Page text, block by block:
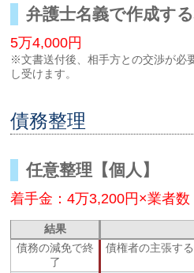
弁護士名義で作成す
5万4,000円
※文書送付後、相手方との交渉が必
し受けます。
債務整理
任意整理【個人】
着手金：4万3,200円×業者数
結果
債務の減免で終
了
債権者の主張す